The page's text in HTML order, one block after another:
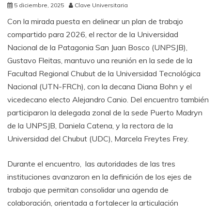
5 diciembre, 2025 Clave Universitaria
Con la mirada puesta en delinear un plan de trabajo
compartido para 2026, el rector de la Universidad
Nacional de la Patagonia San Juan Bosco (UNPSJB),
Gustavo Fleitas, mantuvo una reunión en la sede de la
Facultad Regional Chubut de la Universidad Tecnológica
Nacional (UTN-FRCh), con la decana Diana Bohn y el
vicedecano electo Alejandro Canio. Del encuentro también
participaron la delegada zonal de la sede Puerto Madryn
de la UNPSJB, Daniela Catena, y la rectora de la
Universidad del Chubut (UDC), Marcela Freytes Frey.
Durante el encuentro, las autoridades de las tres
instituciones avanzaron en la definición de los ejes de
trabajo que permitan consolidar una agenda de
colaboración, orientada a fortalecer la articulación